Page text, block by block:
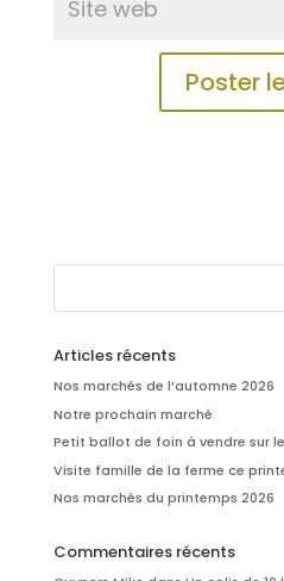
Articles récents
Nos marchés de l’automne 2026
Notre prochain marché
Petit ballot de foin à vendre sur
Visite famille de la ferme ce
Nos marchés du printemps 2026
Commentaires récents